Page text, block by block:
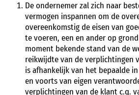
De ondernemer zal zich naar
vermogen inspannen om de
overeenkomstig de eisen van
te voeren, een en ander op
moment bekende stand van de
reikwijdte van de verplichtingen
is afhankelijk van het bepaalde
en voorts van eigen
verplichtingen van de klant c.q.